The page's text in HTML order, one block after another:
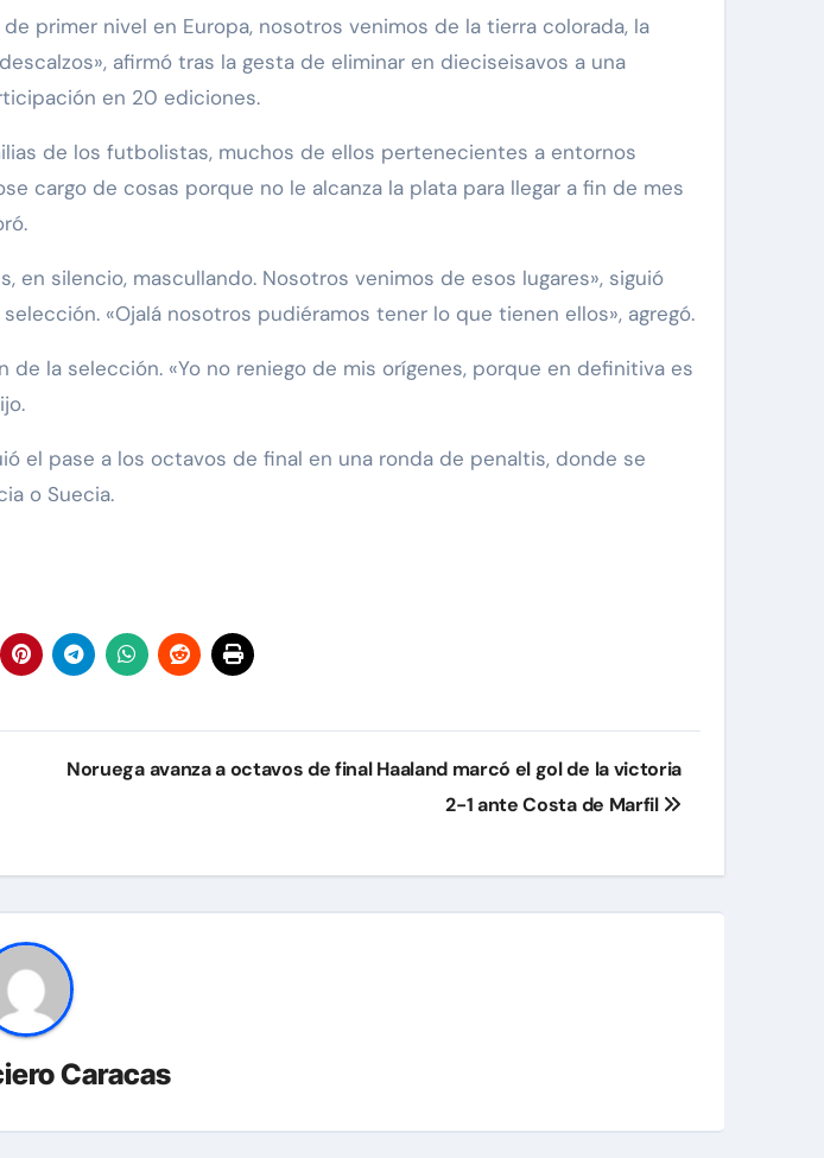
primer nivel en Europa, nosotros venimos de la tierra colorada, la
afirmó tras la gesta de eliminar en dieciseisavos a una
en 20 ediciones.
de los futbolistas, muchos de ellos pertenecientes a entornos
cargo de cosas porque no le alcanza la plata para llegar a fin de mes
silencio, mascullando. Nosotros venimos de esos lugares», siguió
«Ojalá nosotros pudiéramos tener lo que tienen ellos», agregó.
la selección. «Yo no reniego de mis orígenes, porque en definitiva es
el pase a los octavos de final en una ronda de penaltis, donde se
o Suecia.
Noruega avanza a octavos de final Haaland marcó el gol de la victoria
2-1 ante Costa de Marfil
Caracas